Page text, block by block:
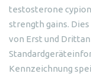
testosterone
strength gains.
von Erst und
Kennzeichnung